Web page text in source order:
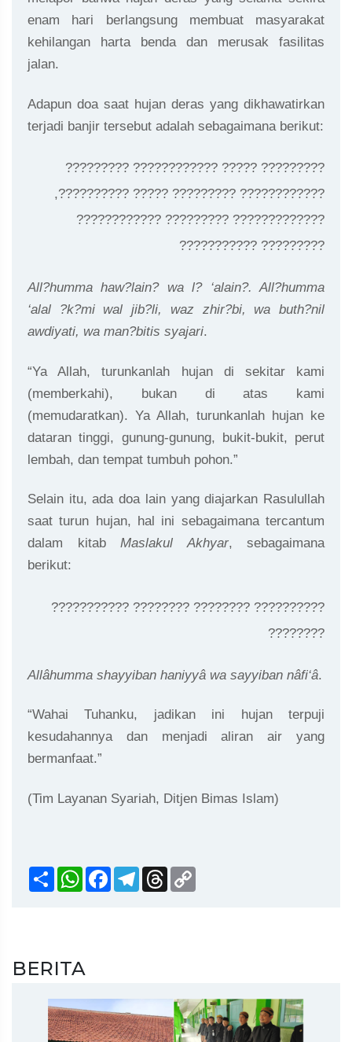
enam hari berlangsung membuat masyarakat
kehilangan harta benda dan merusak fasilitas
jalan.
Adapun doa saat hujan deras yang dikhawatirkan
terjadi banjir tersebut adalah sebagaimana berikut:
????????? ???????????? ????? ?????????
,?????????? ????? ????????? ????????????
???????????? ????????? ?????????????
??????????? ?????????
All?humma haw?lain? wa l? ‘alain?. All?humma
‘alal ?k?mi wal jib?li, waz zhir?bi, wa buth?nil
awdiyati, wa man?bitis syajari.
“Ya Allah, turunkanlah hujan di sekitar kami
(memberkahi), bukan di atas kami
(memudaratkan). Ya Allah, turunkanlah hujan ke
dataran tinggi, gunung-gunung, bukit-bukit, perut
lembah, dan tempat tumbuh pohon.”
Selain itu, ada doa lain yang diajarkan Rasulullah
saat turun hujan, hal ini sebagaimana tercantum
dalam kitab Maslakul Akhyar, sebagaimana
berikut:
??????????? ???????? ???????? ??????????
????????
Allâhumma shayyiban haniyyâ wa sayyiban nâfi‘â.
“Wahai Tuhanku, jadikan ini hujan terpuji
kesudahannya dan menjadi aliran air yang
bermanfaat.”
(Tim Layanan Syariah, Ditjen Bimas Islam)
ShareWhatsApp
FacebookTelegram
Threads
BERITA